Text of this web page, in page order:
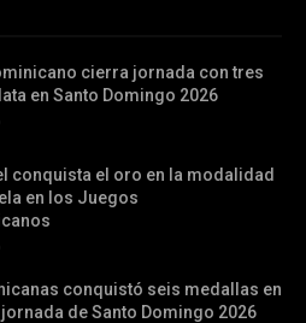
cierra jornada con tres
en Santo Domingo 2026
conquista el oro en la modalidad
en los Juegos
conquistó seis medallas en
jornada de Santo Domingo 2026